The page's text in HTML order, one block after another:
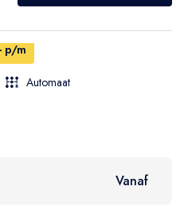
p/m
Automaat
Vanaf